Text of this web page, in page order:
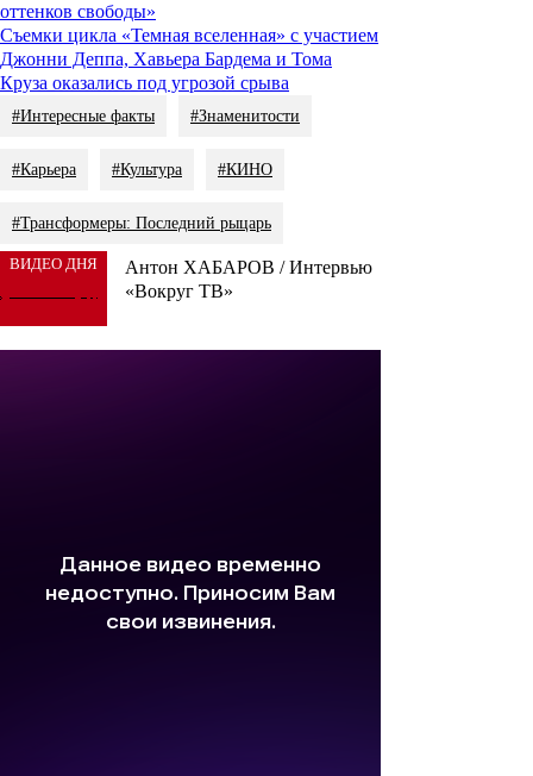
оттенков свободы»
Съемки цикла «Темная вселенная» с участием
Джонни Деппа, Хавьера Бардема и Тома
Круза оказались под угрозой срыва
#Интересные факты #Знаменитости
#Карьера #Культура #КИНО
#Трансформеры: Последний рыцарь
ВИДЕО ДНЯ
Антон ХАБАРОВ / Интервью
«Вокруг ТВ»